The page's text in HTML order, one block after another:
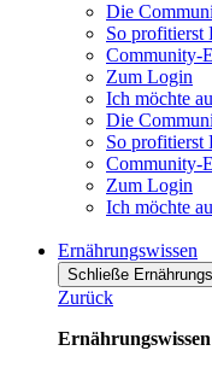
Die
So profitierst
Community-
Zum Login
Ich möchte
Die
So profitierst
Community-
Zum Login
Ich möchte
Ernährungswissen
Schließe
Zurück
Ernährungswissen